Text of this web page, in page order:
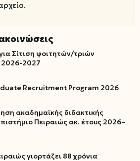
Σίτιση φοιτητών/τριών
2026-2027
Recruitment Program 2026
ακαδημαϊκής διδακτικής
Πειραιώς ακ. έτους 2026–
γιορτάζει 88 χρόνια